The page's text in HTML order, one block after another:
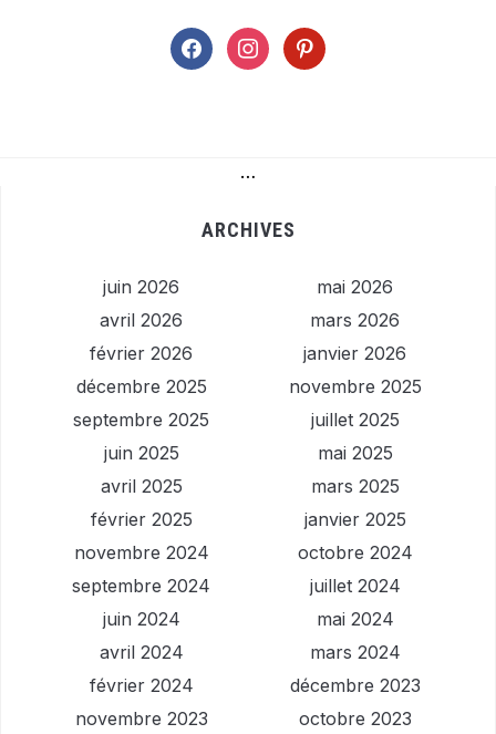
facebookinstagrampinterest
…
ARCHIVES
juin 2026
mai 2026
avril 2026
mars 2026
février 2026
janvier 2026
décembre 2025
novembre 2025
septembre 2025
juillet 2025
juin 2025
mai 2025
avril 2025
mars 2025
février 2025
janvier 2025
novembre 2024
octobre 2024
septembre 2024
juillet 2024
juin 2024
mai 2024
avril 2024
mars 2024
février 2024
décembre 2023
novembre 2023
octobre 2023